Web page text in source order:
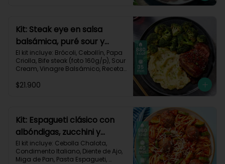
Grasas 47g | Proteínas 36g
Kit: Steak eye en salsa
balsámica, puré sour y
brócoli-15
El kit incluye: Brócoli, Cebollín, Papa
Criolla, Bife steak (foto 160g/p), Sour
Cream, Vinagre Balsámico, Receta
$21.900
Kit: Espagueti clásico con
albóndigas, zucchini y
parmesano-92
El kit incluye: Cebolla Chalota,
Condimento Italiano, Diente de Ajo,
Miga de Pan, Pasta Espagueti,